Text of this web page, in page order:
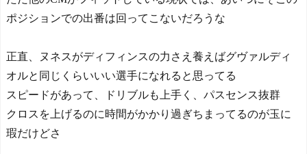
ポジションでの出番は回ってこないだろうな
正直、ヌネスがディフィンスの力さえ養えばグヴァルディ
オルと同じくらいいい選手になれると思ってる
スピードがあって、ドリブルも上手く、パスセンス抜群
クロスを上げるのに時間がかかり過ぎちまってるのが玉に
瑕だけどさ